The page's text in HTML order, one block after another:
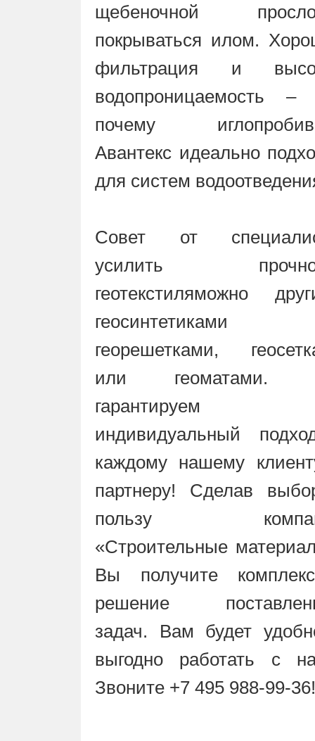
щебеночной
покрываться илом.
фильтрация и
водопроницаемость –
почему
Авантекс идеально
для систем
Совет от
усилить
геотекстиляможно
георешетками,
или геоматами.
гарантируем
индивидуальный
каждому нашему
партнеру! Сделав
пользу
«Строительные
Вы получите
решение
задач. Вам будет
выгодно работать с
Звоните +7 495 988-99-36!